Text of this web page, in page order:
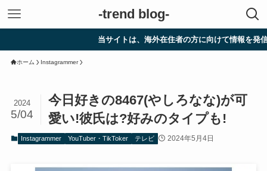
-trend blog-
当サイトは、海外在住者の方に向けて情報を発信していま
ホーム Instagrammer
今日好きの8467(やしろなな)が可
愛い!彼氏は?好みのタイプも!
2024
5/04
Instagrammer YouTuber・TikToker テレビ 2024年5月4日